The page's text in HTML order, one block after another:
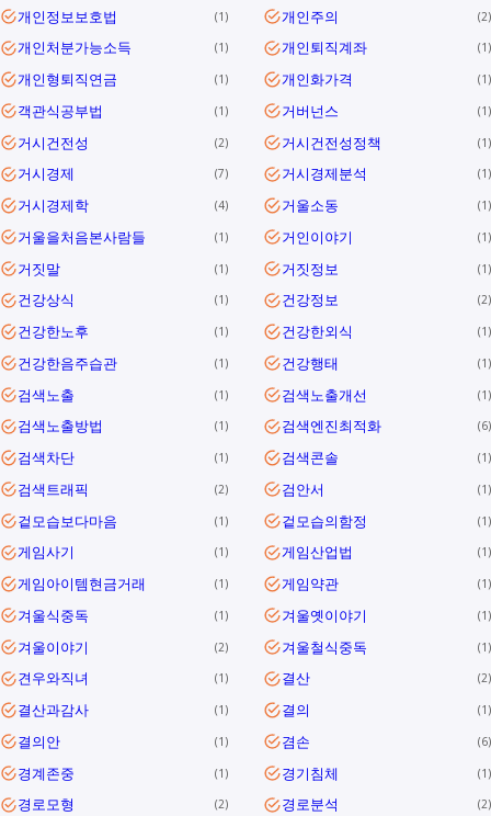
개인정보보호법 1 개인주의 2
개인처분가능소득 1 개인퇴직계좌 1
개인형퇴직연금 1 개인화가격 1
객관식공부법 1 거버넌스 1
거시건전성 2 거시건전성정책 1
거시경제 7 거시경제분석 1
거시경제학 4 거울소동 1
거울을처음본사람들 1 거인이야기 1
거짓말 1 거짓정보 1
건강상식 1 건강정보 2
건강한노후 1 건강한외식 1
건강한음주습관 1 건강행태 1
검색노출 1 검색노출개선 1
검색노출방법 1 검색엔진최적화 6
검색차단 1 검색콘솔 1
검색트래픽 2 검안서 1
겉모습보다마음 1 겉모습의함정 1
게임사기 1 게임산업법 1
게임아이템현금거래 1 게임약관 1
겨울식중독 1 겨울옛이야기 1
겨울이야기 2 겨울철식중독 1
견우와직녀 1 결산 2
결산과감사 1 결의 1
결의안 1 겸손 6
경계존중 1 경기침체 1
경로모형 2 경로분석 2